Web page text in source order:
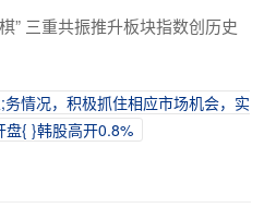
” 三重共振推升板块指数创历史
情况，积极抓住相应市场机会，实
盘{ }韩股高开0.8%